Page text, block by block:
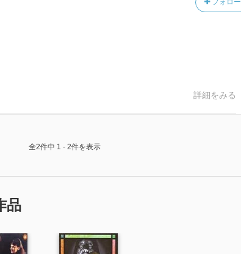
フォロー
詳細をみる
全2件中 1 - 2件を表示
品